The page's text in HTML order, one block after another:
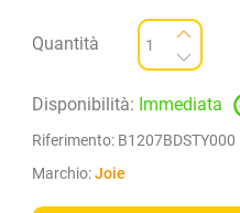
Quantità
Disponibilità: Immediata
Riferimento: B1207BDSTY000
Marchio:Joie